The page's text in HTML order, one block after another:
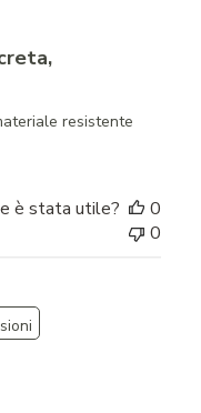
resistente
è stata utile?
0
0